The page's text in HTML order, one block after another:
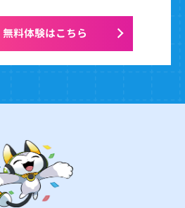
無料体験はこちら